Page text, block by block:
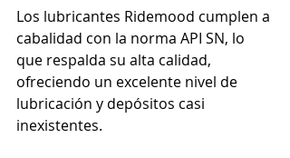
Los lubricantes Ridemood cumplen a
cabalidad con la norma API SN, lo
que respalda su alta calidad,
ofreciendo un excelente nivel de
lubricación y depósitos casi
inexistentes.